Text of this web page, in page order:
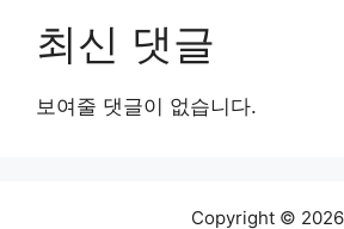
최신 댓글
보여줄 댓글이 없습니다.
Copyright © 2026